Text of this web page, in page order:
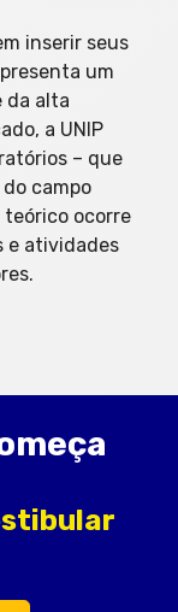
inserir seus
um
da alta
a UNIP
– que
campo
teórico ocorre
e atividades